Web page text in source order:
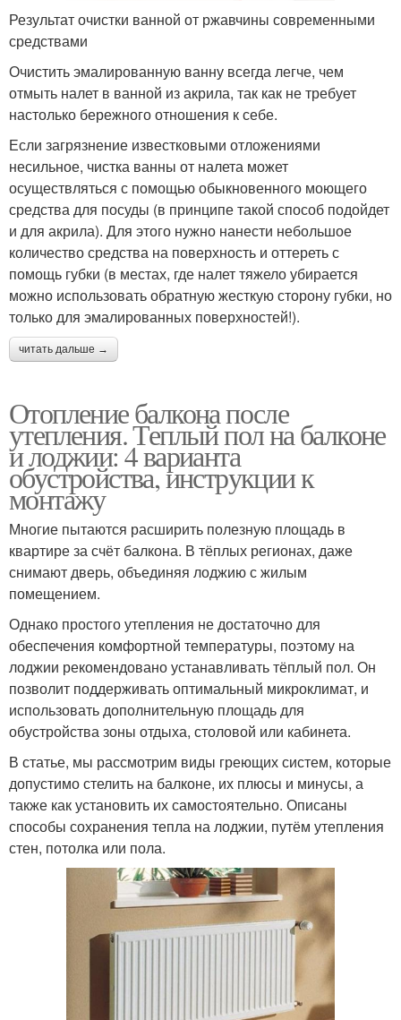
Результат очистки ванной от ржавчины современными
средствами
Очистить эмалированную ванну всегда легче, чем
отмыть налет в ванной из акрила, так как не требует
настолько бережного отношения к себе.
Если загрязнение известковыми отложениями
несильное, чистка ванны от налета может
осуществляться с помощью обыкновенного моющего
средства для посуды (в принципе такой способ подойдет
и для акрила). Для этого нужно нанести небольшое
количество средства на поверхность и оттереть с
помощь губки (в местах, где налет тяжело убирается
можно использовать обратную жесткую сторону губки, но
только для эмалированных поверхностей!).
читать дальше →
Отопление балкона после
утепления. Теплый пол на балконе
и лоджии: 4 варианта
обустройства, инструкции к
монтажу
Многие пытаются расширить полезную площадь в
квартире за счёт балкона. В тёплых регионах, даже
снимают дверь, объединяя лоджию с жилым
помещением.
Однако простого утепления не достаточно для
обеспечения комфортной температуры, поэтому на
лоджии рекомендовано устанавливать тёплый пол. Он
позволит поддерживать оптимальный микроклимат, и
использовать дополнительную площадь для
обустройства зоны отдыха, столовой или кабинета.
В статье, мы рассмотрим виды греющих систем, которые
допустимо стелить на балконе, их плюсы и минусы, а
также как установить их самостоятельно. Описаны
способы сохранения тепла на лоджии, путём утепления
стен, потолка или пола.